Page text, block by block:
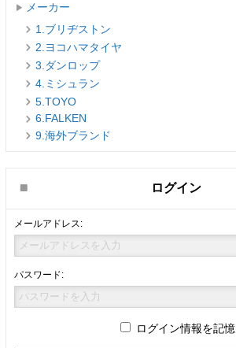
メーカー
1.ブリヂストン
2.ヨコハマタイヤ
3.ダンロップ
4.ミシュラン
5.TOYO
6.FALKEN
9.海外ブランド
ログイン
メールアドレス:
パスワード:
ログイン情報を記憶